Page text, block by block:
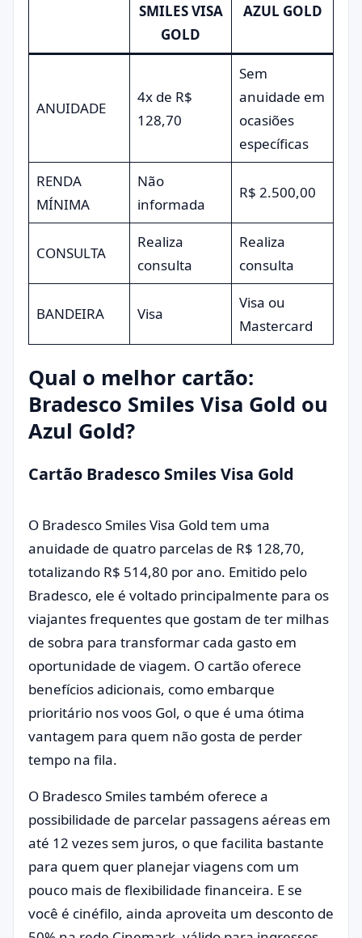
SMILES VISA
GOLD
AZUL GOLD
ANUIDADE
4x de R$
128,70
Sem
anuidade em
ocasiões
específicas
RENDA
MÍNIMA
Não
informada
R$ 2.500,00
CONSULTA
Realiza
consulta
Realiza
consulta
BANDEIRA Visa
Visa ou
Mastercard
Qual o melhor cartão:
Bradesco Smiles Visa Gold ou
Azul Gold?
Cartão Bradesco Smiles Visa Gold
O Bradesco Smiles Visa Gold tem uma
anuidade de quatro parcelas de R$ 128,70,
totalizando R$ 514,80 por ano. Emitido pelo
Bradesco, ele é voltado principalmente para os
viajantes frequentes que gostam de ter milhas
de sobra para transformar cada gasto em
oportunidade de viagem. O cartão oferece
benefícios adicionais, como embarque
prioritário nos voos Gol, o que é uma ótima
vantagem para quem não gosta de perder
tempo na fila.
O Bradesco Smiles também oferece a
possibilidade de parcelar passagens aéreas em
até 12 vezes sem juros, o que facilita bastante
para quem quer planejar viagens com um
pouco mais de flexibilidade financeira. E se
você é cinéfilo, ainda aproveita um desconto de